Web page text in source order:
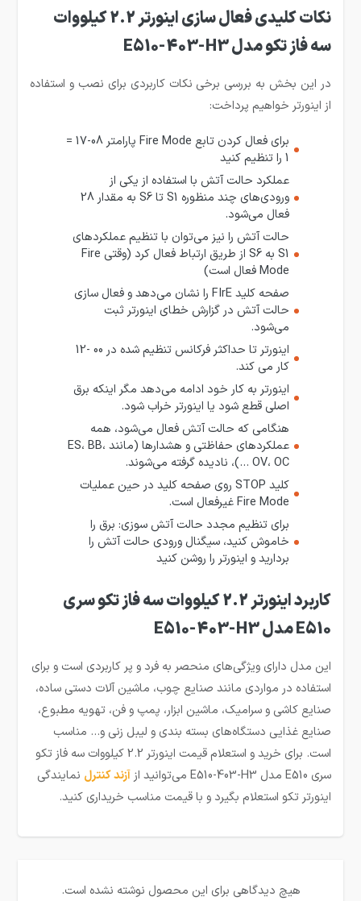
نکات کلیدی فعال سازی اینورتر 2.2 کیلووات
سه فاز تکو مدل E510-403-H3
در این بخش به بررسی برخی نکات کاربردی برای نصب و استفاده
از اینورتر خواهیم پرداخت:
برای فعال کردن تابع Fire Mode پارامتر 08-17 =
1 را تنظیم کنید
عملکرد حالت آتش با استفاده از یکی از
ورودی‌های چند منظوره S1 تا S6 به مقدار 28
فعال می‌شود.
حالت آتش را نیز می‌توان با تنظیم عملکردهای
S1 به S6 از طریق ارتباط فعال کرد (وقتی Fire
Mode فعال است)
صفحه کلید FIrE را نشان می‌دهد و فعال سازی
حالت آتش در گزارش خطای اینورتر ثبت
می‌شود.
اینورتر تا حداکثر فرکانس تنظیم شده در 00 -12
کار می کند.
اینورتر به کار خود ادامه می‌دهد مگر اینکه برق
اصلی قطع شود یا اینورتر خراب شود.
هنگامی که حالت آتش فعال می‌شود، همه
عملکردهای حفاظتی و هشدارها (مانند ES، BB،
OV، OC …)، نادیده گرفته می‌شوند.
کلید STOP روی صفحه کلید در حین عملیات
Fire Mode غیرفعال است.
برای تنظیم مجدد حالت آتش سوزی: برق را
خاموش کنید، سیگنال ورودی حالت آتش را
بردارید و اینورتر را روشن کنید
کاربرد اینورتر 2.2 کیلووات سه فاز تکو سری
E510 مدل E510-403-H3
این مدل دارای ویژگی‌های منحصر به فرد و پر کاربردی است و برای
استفاده در مواردی مانند صنایع چوب، ماشین آلات دستی ساده،
صنایع کاشی و سرامیک، ماشین ابزار، پمپ و فن،‌ تهویه مطبوع،
صنایع غذایی ‌دستگاه‌های بسته بندی و لیبل زنی و… مناسب
است. برای خرید و استعلام قیمت اینورتر 2.2 کیلووات سه فاز تکو
سری E510 مدل E510-403-H3 می‌توانید از
آزند کنترل نمایندگی
اینورتر تکو استعلام بگیرد و با قیمت مناسب خریداری کنید.
هیچ دیدگاهی برای این محصول نوشته نشده است.